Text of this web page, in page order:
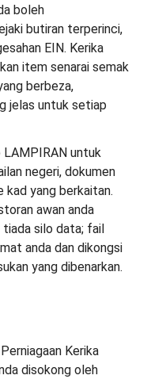
boleh
butiran terperinci,
EIN. Kerika
item senarai semak
berbeza,
jelas untuk setiap
LAMPIRAN untuk
negeri, dokumen
kad yang berkaitan.
awan anda
silo data; fail
anda dan dikongsi
yang dibenarkan.
Kerika
disokong oleh